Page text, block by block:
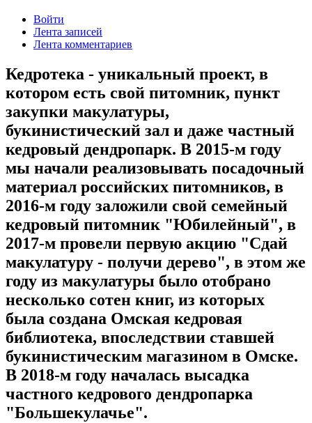
Войти
Лента записей
Лента комментариев
Кедротека - уникальный проект, в
котором есть свой питомник, пункт
закупки макулатуры,
букинистический зал и даже частный
кедровый дендропарк. В 2015-м году
мы начали реализовывать посадочный
материал российских питомников, в
2016-м году заложили свой семейный
кедровый питомник "Юбилейный", в
2017-м провели первую акцию "Сдай
макулатуру - получи дерево", в этом же
году из макулатуры было отобрано
несколько сотен книг, из которых
была создана Омская кедровая
библиотека, впоследствии ставшей
букинистическим магазином в Омске.
В 2018-м году началась высадка
частного кедрового дендропарка
"Большекулачье".